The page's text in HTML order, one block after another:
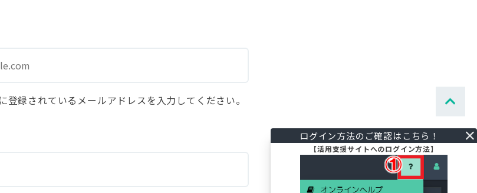
登録されているメールアドレスを入力してください。
【活用支援サイトへのログイン方法】